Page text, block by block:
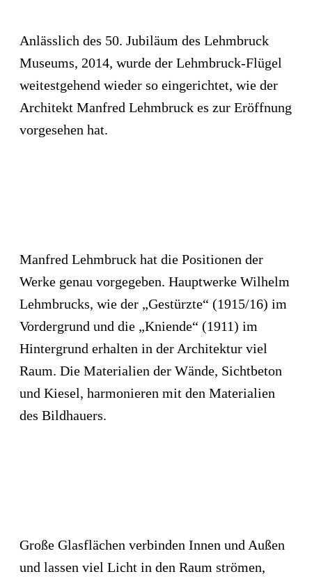
Anlässlich des 50. Jubiläum des Lehmbruck
Museums, 2014, wurde der Lehmbruck-Flügel
weitestgehend wieder so eingerichtet, wie der
Architekt Manfred Lehmbruck es zur Eröffnung
vorgesehen hat.
Manfred Lehmbruck hat die Positionen der
Werke genau vorgegeben. Hauptwerke Wilhelm
Lehmbrucks, wie der „Gestürzte“ (1915/16) im
Vordergrund und die „Kniende“ (1911) im
Hintergrund erhalten in der Architektur viel
Raum. Die Materialien der Wände, Sichtbeton
und Kiesel, harmonieren mit den Materialien
des Bildhauers.
Große Glasflächen verbinden Innen und Außen
und lassen viel Licht in den Raum strömen,